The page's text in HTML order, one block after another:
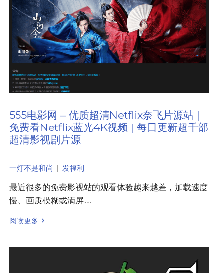
555电影网 – 优质超清Netflix奈飞片源站 |
免费看Netflix蓝光4K视频 | 每日更新超千部
超清影视剧片源
一灯不是和尚 | 发福利
最近很多的免费影视站的观看体验越来越差，加载速度
慢、画质模糊或满屏…
阅读更多